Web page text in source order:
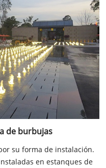
de burbujas
su forma de instalación.
en estanques de